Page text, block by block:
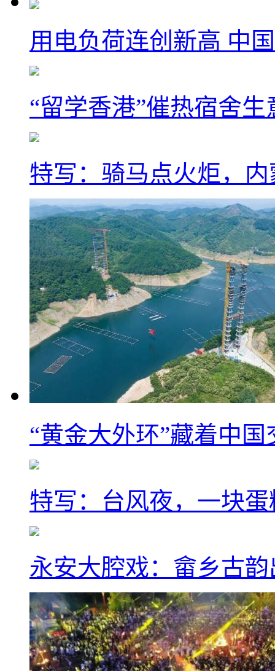
用电负荷连创新高 中
“留学香港”催热宿舍
特写：骑马点火炬，
“黄金大外环”藏着中
特写：台风夜，一块
永安大腔戏：畲乡古